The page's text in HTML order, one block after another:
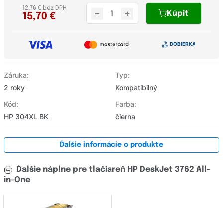
Záruka:
2 roky
Typ:
Kompatibilný
Kód:
HP 304XL BK
Farba:
čierna
15,70 €
12,76 € bez DPH
Kúpiť
Ďalšie informácie o produkte
Ďalšie náplne pre tlačiareň HP DeskJet 3762 All-
in-One